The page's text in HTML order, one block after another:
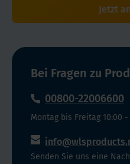
Jetzt
Bei Fragen zu
00800-22006600
Montag bis Freitag 10:00 -
Senden Sie uns eine